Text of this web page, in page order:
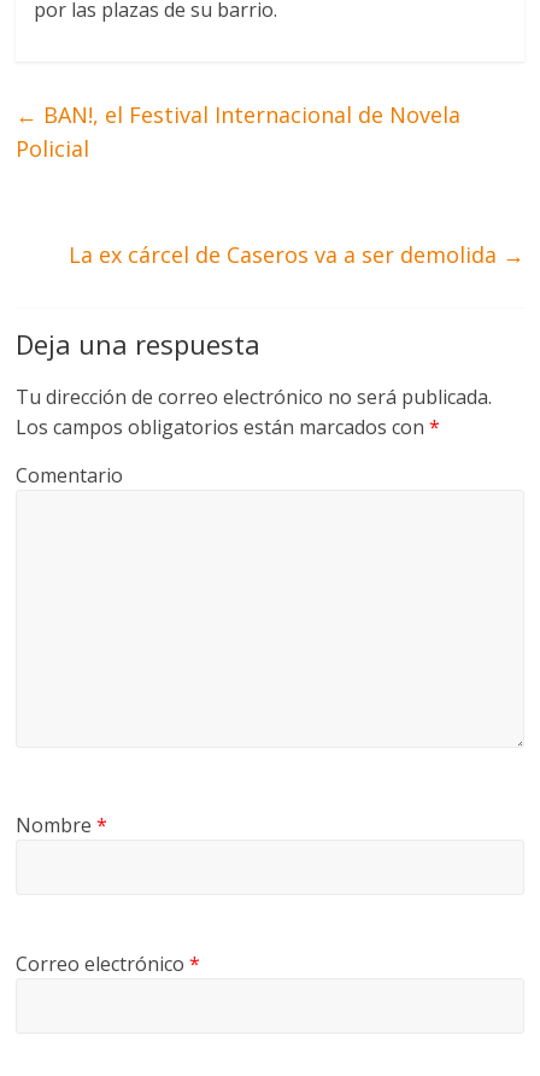
por las plazas de su barrio.
← BAN!, el Festival Internacional de Novela
Policial
La ex cárcel de Caseros va a ser demolida →
Deja una respuesta
Tu dirección de correo electrónico no será publicada.
Los campos obligatorios están marcados con*
Comentario
Nombre*
Correo electrónico*